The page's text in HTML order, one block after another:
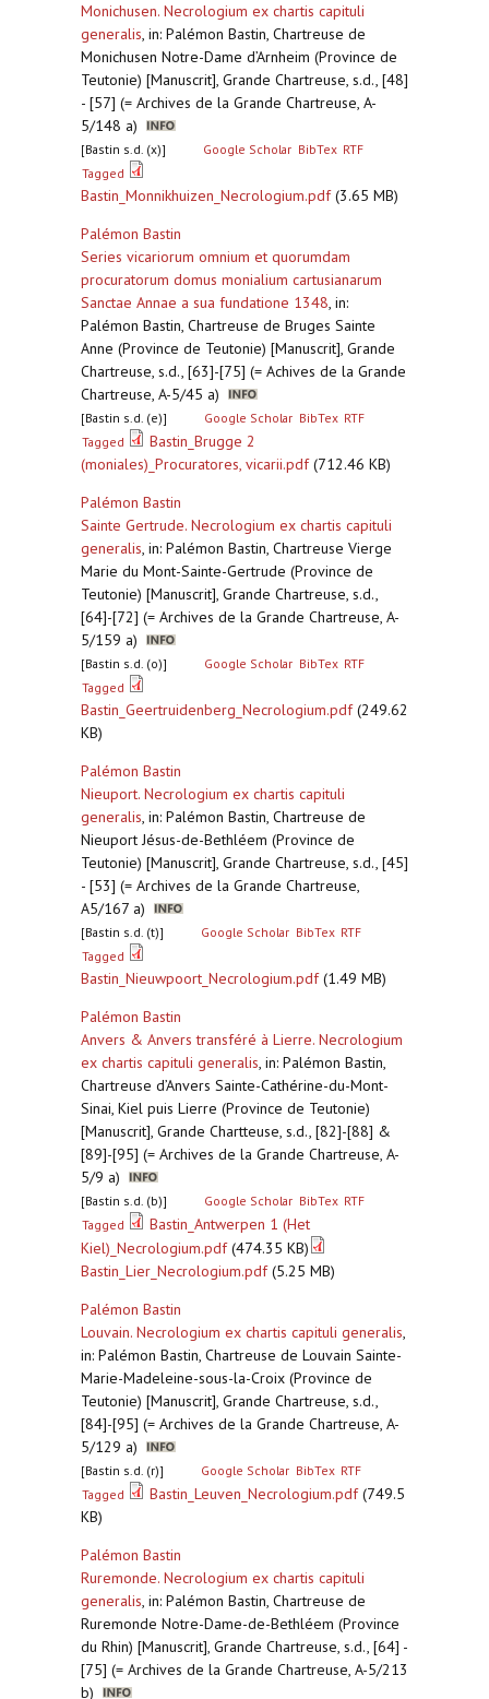
Monichusen. Necrologium ex chartis capituli
generalis, in: Palémon Bastin, Chartreuse de
Monichusen Notre-Dame d’Arnheim (Province de
Teutonie) [Manuscrit], Grande Chartreuse, s.d., [48]
- [57] (= Archives de la Grande Chartreuse, A-
5/148 a)
[Bastin s.d. (x)] Google Scholar BibTex RTF
Tagged
Bastin_Monnikhuizen_Necrologium.pdf(3.65 MB)
Palémon Bastin
Series vicariorum omnium et quorumdam
procuratorum domus monialium cartusianarum
Sanctae Annae a sua fundatione 1348, in:
Palémon Bastin, Chartreuse de Bruges Sainte
Anne (Province de Teutonie) [Manuscrit], Grande
Chartreuse, s.d., [63]-[75] (= Achives de la Grande
Chartreuse, A-5/45 a)
[Bastin s.d. (e)] Google Scholar BibTex RTF
Tagged
Bastin_Brugge 2
(moniales)_Procuratores, vicarii.pdf(712.46 KB)
Palémon Bastin
Sainte Gertrude. Necrologium ex chartis capituli
generalis, in: Palémon Bastin, Chartreuse Vierge
Marie du Mont-Sainte-Gertrude (Province de
Teutonie) [Manuscrit], Grande Chartreuse, s.d.,
[64]-[72] (= Archives de la Grande Chartreuse, A-
5/159 a)
[Bastin s.d. (o)] Google Scholar BibTex RTF
Tagged
Bastin_Geertruidenberg_Necrologium.pdf(249.62
KB)
Palémon Bastin
Nieuport. Necrologium ex chartis capituli
generalis, in: Palémon Bastin, Chartreuse de
Nieuport Jésus-de-Bethléem (Province de
Teutonie) [Manuscrit], Grande Chartreuse, s.d., [45]
- [53] (= Archives de la Grande Chartreuse,
A5/167 a)
[Bastin s.d. (t)] Google Scholar BibTex RTF
Tagged
Bastin_Nieuwpoort_Necrologium.pdf(1.49 MB)
Palémon Bastin
Anvers & Anvers transféré à Lierre. Necrologium
ex chartis capituli generalis, in: Palémon Bastin,
Chartreuse d’Anvers Sainte-Cathérine-du-Mont-
Sinai, Kiel puis Lierre (Province de Teutonie)
[Manuscrit], Grande Chartteuse, s.d., [82]-[88] &
[89]-[95] (= Archives de la Grande Chartreuse, A-
5/9 a)
[Bastin s.d. (b)] Google Scholar BibTex RTF
Tagged
Bastin_Antwerpen 1 (Het
Kiel)_Necrologium.pdf(474.35 KB)
Bastin_Lier_Necrologium.pdf(5.25 MB)
Palémon Bastin
Louvain. Necrologium ex chartis capituli generalis,
in: Palémon Bastin, Chartreuse de Louvain Sainte-
Marie-Madeleine-sous-la-Croix (Province de
Teutonie) [Manuscrit], Grande Chartreuse, s.d.,
[84]-[95] (= Archives de la Grande Chartreuse, A-
5/129 a)
[Bastin s.d. (r)] Google Scholar BibTex RTF
Tagged
Bastin_Leuven_Necrologium.pdf(749.5
KB)
Palémon Bastin
Ruremonde. Necrologium ex chartis capituli
generalis, in: Palémon Bastin, Chartreuse de
Ruremonde Notre-Dame-de-Bethléem (Province
du Rhin) [Manuscrit], Grande Chartreuse, s.d., [64] -
[75] (= Archives de la Grande Chartreuse, A-5/213
b)